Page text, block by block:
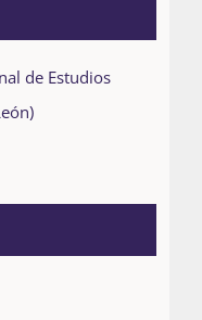
de Estudios